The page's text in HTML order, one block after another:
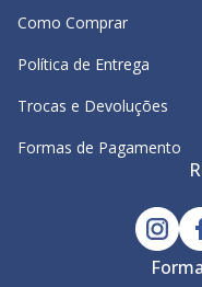
Como Comprar
Política de Entrega
Trocas e Devoluções
Formas de Pagamento